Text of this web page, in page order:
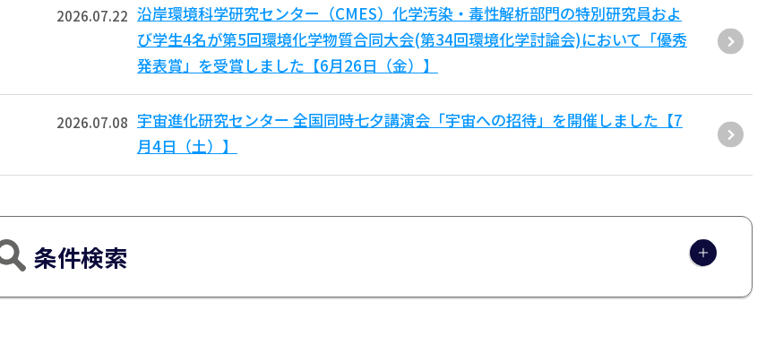
2026.07.22 沿岸環境科学研究センター（CMES）化学汚染・毒性解析部門の特別研究員およ
び学生4名が第5回環境化学物質合同大会(第34回環境化学討論会)において「優秀
発表賞」を受賞しました【6月26日（金）】
2026.07.08 宇宙進化研究センター 全国同時七夕講演会「宇宙への招待」を開催しました【7
月4日（土）】
条件検索